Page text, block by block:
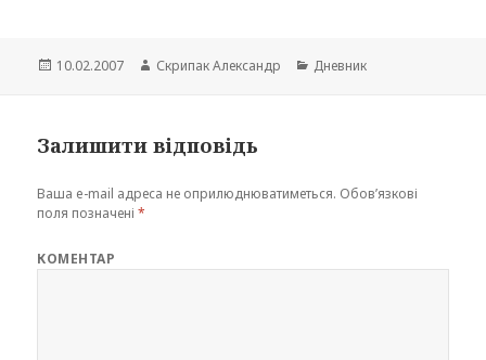
Опубліковано
10.02.2007 Автор
Скрипак Александр Категорії
Дневник
Залишити відповідь
Ваша e-mail адреса не оприлюднюватиметься. Обов’язкові
поля позначені*
КОМЕНТАР